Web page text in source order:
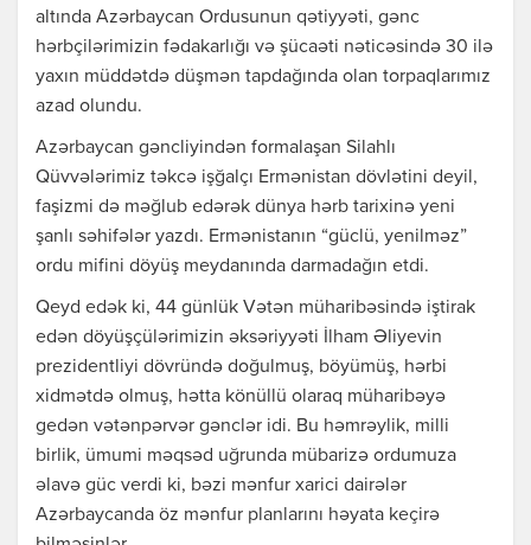
altında Azərbaycan Ordusunun qətiyyəti, gənc
hərbçilərimizin fədakarlığı və şücaəti nəticəsində 30 ilə
yaxın müddətdə düşmən tapdağında olan torpaqlarımız
azad olundu.
Azərbaycan gəncliyindən formalaşan Silahlı
Qüvvələrimiz təkcə işğalçı Ermənistan dövlətini deyil,
faşizmi də məğlub edərək dünya hərb tarixinə yeni
şanlı səhifələr yazdı. Ermənistanın “güclü, yenilməz”
ordu mifini döyüş meydanında darmadağın etdi.
Qeyd edək ki, 44 günlük Vətən müharibəsində iştirak
edən döyüşçülərimizin əksəriyyəti İlham Əliyevin
prezidentliyi dövründə doğulmuş, böyümüş, hərbi
xidmətdə olmuş, hətta könüllü olaraq müharibəyə
gedən vətənpərvər gənclər idi. Bu həmrəylik, milli
birlik, ümumi məqsəd uğrunda mübarizə ordumuza
əlavə güc verdi ki, bəzi mənfur xarici dairələr
Azərbaycanda öz mənfur planlarını həyata keçirə